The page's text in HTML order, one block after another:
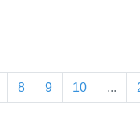
8 9 10 ...